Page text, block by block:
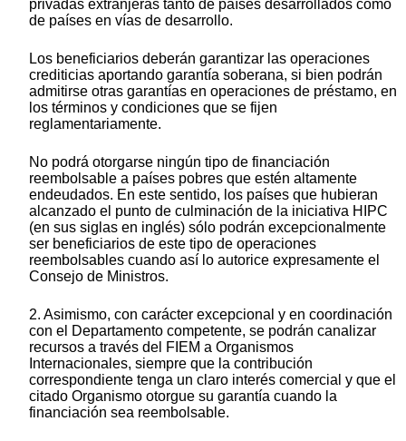
privadas extranjeras tanto de países desarrollados como
de países en vías de desarrollo.
Los beneficiarios deberán garantizar las operaciones
crediticias aportando garantía soberana, si bien podrán
admitirse otras garantías en operaciones de préstamo, en
los términos y condiciones que se fijen
reglamentariamente.
No podrá otorgarse ningún tipo de financiación
reembolsable a países pobres que estén altamente
endeudados. En este sentido, los países que hubieran
alcanzado el punto de culminación de la iniciativa HIPC
(en sus siglas en inglés) sólo podrán excepcionalmente
ser beneficiarios de este tipo de operaciones
reembolsables cuando así lo autorice expresamente el
Consejo de Ministros.
2. Asimismo, con carácter excepcional y en coordinación
con el Departamento competente, se podrán canalizar
recursos a través del FIEM a Organismos
Internacionales, siempre que la contribución
correspondiente tenga un claro interés comercial y que el
citado Organismo otorgue su garantía cuando la
financiación sea reembolsable.